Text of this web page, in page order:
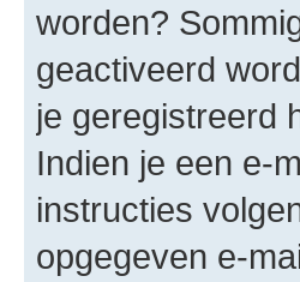
worden?
geactiveerd
je geregistreerd
Indien je een e-
instructies
opgegeven e-